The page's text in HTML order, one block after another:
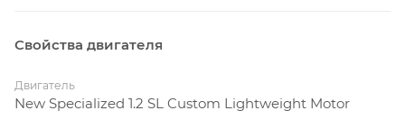
Свойства двигателя
Двигатель
New Specialized 1.2 SL Custom Lightweight Motor